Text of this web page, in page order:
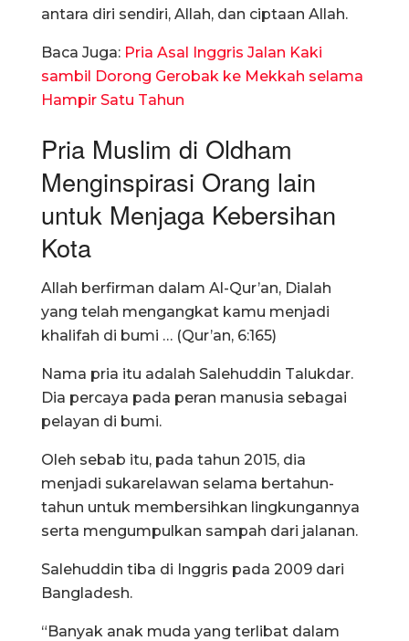
antara diri sendiri, Allah, dan ciptaan Allah.
Baca Juga: Pria Asal Inggris Jalan Kaki
sambil Dorong Gerobak ke Mekkah selama
Hampir Satu Tahun
Pria Muslim di Oldham
Menginspirasi Orang lain
untuk Menjaga Kebersihan
Kota
Allah berfirman dalam Al-Qur’an, Dialah
yang telah mengangkat kamu menjadi
khalifah di bumi … (Qur’an, 6:165)
Nama pria itu adalah Salehuddin Talukdar.
Dia percaya pada peran manusia sebagai
pelayan di bumi.
Oleh sebab itu, pada tahun 2015, dia
menjadi sukarelawan selama bertahun-
tahun untuk membersihkan lingkungannya
serta mengumpulkan sampah dari jalanan.
Salehuddin tiba di Inggris pada 2009 dari
Bangladesh.
“Banyak anak muda yang terlibat dalam